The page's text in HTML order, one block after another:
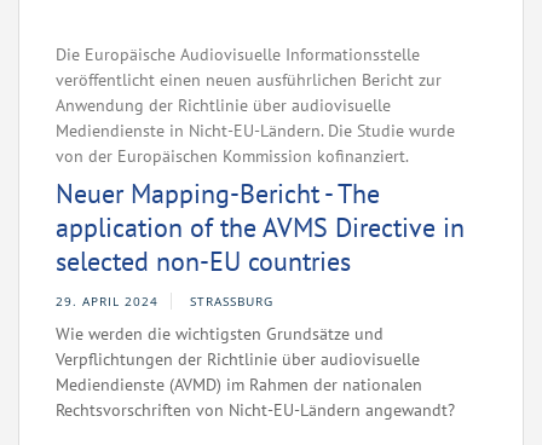
Die Europäische Audiovisuelle Informationsstelle
veröffentlicht einen neuen ausführlichen Bericht zur
Anwendung der Richtlinie über audiovisuelle
Mediendienste in Nicht-EU-Ländern. Die Studie wurde
von der Europäischen Kommission kofinanziert.
Neuer Mapping-Bericht - The
application of the AVMS Directive in
selected non-EU countries
29. APRIL 2024 STRASSBURG
Wie werden die wichtigsten Grundsätze und
Verpflichtungen der Richtlinie über audiovisuelle
Mediendienste (AVMD) im Rahmen der nationalen
Rechtsvorschriften von Nicht-EU-Ländern angewandt?